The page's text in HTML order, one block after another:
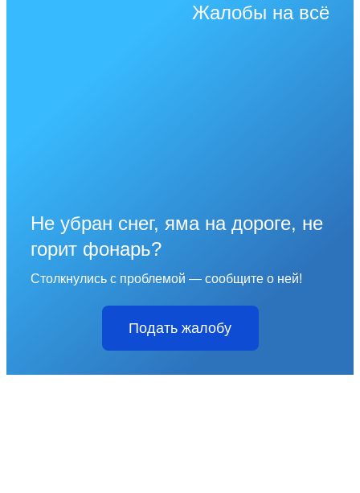
Жалобы на всё
Не убран снег, яма на дороге, не
горит фонарь?
Столкнулись с проблемой — сообщите о ней!
Подать жалобу